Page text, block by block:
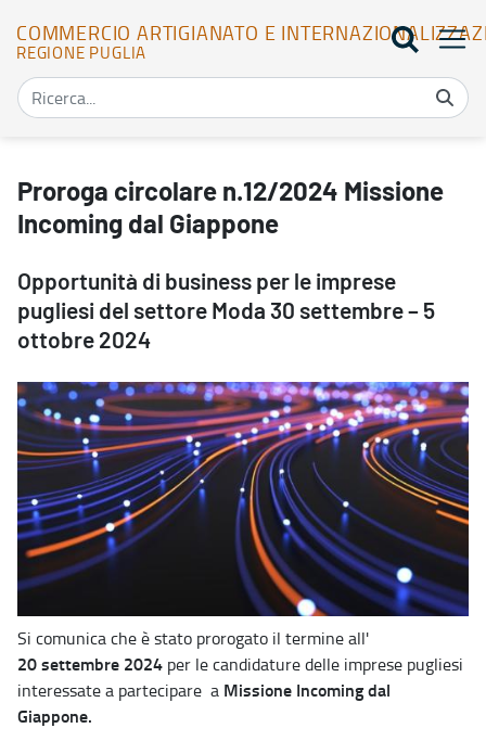
COMMERCIO ARTIGIANATO E
REGIONE PUGLIA
Proroga circolare n.12/2024 Missione
Incoming dal Giappone
Opportunità di business per le imprese
pugliesi del settore Moda 30 settembre – 5
ottobre 2024
Si comunica che è stato prorogato il termine all'
20settembre 2024 per le candidature delle imprese pugliesi
interessate a partecipare a Missione Incoming dal
Giappone.